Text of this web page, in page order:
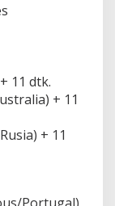
11 dtk.
+ 11
+ 11